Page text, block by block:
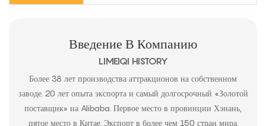
Введение В Компанию
LIMEIQI HISTORY
Более 38 лет производства аттракционов на собственном
заводе. 20 лет опыта экспорта и самый долгосрочный «Золотой
поставщик» на Alibaba. Первое место в провинции Хэнань,
пятое место в Китае. Экспорт в более чем 150 стран мира.